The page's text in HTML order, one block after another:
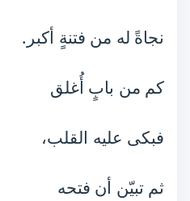
نجاةً له من فتنةٍ أكبر.
كم من بابٍ أُغلق
فبكى عليه القلب،
ثم تبيّن أن فتحه